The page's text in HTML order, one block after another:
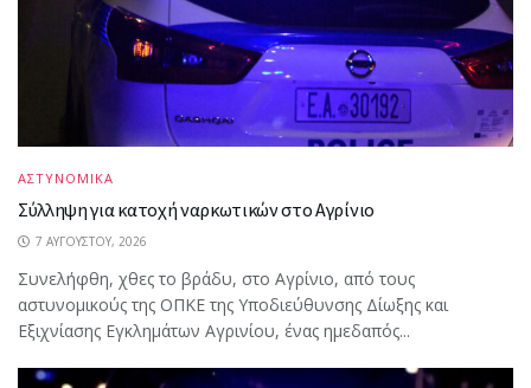
ΑΣΤΥΝΟΜΙΚΑ
Σύλληψη για κατοχή ναρκωτικών στο Αγρίνιο
7 ΑΥΓΟΎΣΤΟΥ, 2026
Συνελήφθη, χθες το βράδυ, στο Αγρίνιο, από τους
αστυνομικούς της ΟΠΚΕ της Υποδιεύθυνσης Δίωξης και
Εξιχνίασης Εγκλημάτων Αγρινίου, ένας ημεδαπός...